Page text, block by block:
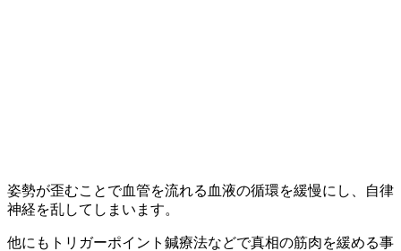
姿勢が歪むことで血管を流れる血液の循環を緩慢にし、自律
神経を乱してしまいます。
他にもトリガーポイント鍼療法などで真相の筋肉を緩める事